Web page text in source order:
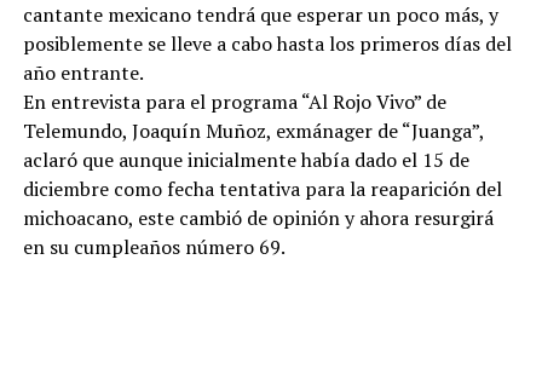
cantante mexicano tendrá que esperar un poco más, y
posiblemente se lleve a cabo hasta los primeros días del
año entrante.
En entrevista para el programa “Al Rojo Vivo” de
Telemundo, Joaquín Muñoz, exmánager de “Juanga”,
aclaró que aunque inicialmente había dado el 15 de
diciembre como fecha tentativa para la reaparición del
michoacano, este cambió de opinión y ahora resurgirá
en su cumpleaños número 69.